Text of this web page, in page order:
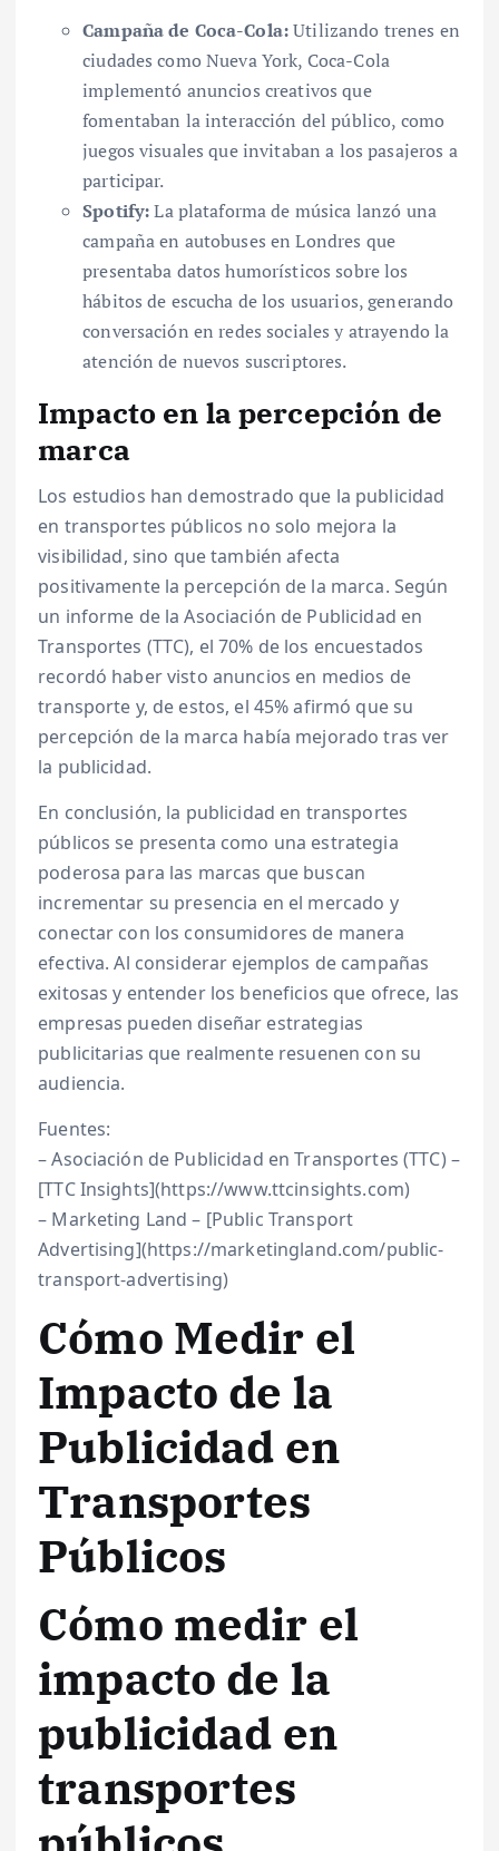
Campaña de Coca-Cola:Utilizando trenes en
ciudades como Nueva York, Coca-Cola
implementó anuncios creativos que
fomentaban la interacción del público, como
juegos visuales que invitaban a los pasajeros a
participar.
Spotify:La plataforma de música lanzó una
campaña en autobuses en Londres que
presentaba datos humorísticos sobre los
hábitos de escucha de los usuarios, generando
conversación en redes sociales y atrayendo la
atención de nuevos suscriptores.
Impacto en la percepción de
marca
Los estudios han demostrado que la publicidad
en transportes públicos no solo mejora la
visibilidad, sino que también afecta
positivamente la percepción de la marca. Según
un informe de la Asociación de Publicidad en
Transportes (TTC), el 70% de los encuestados
recordó haber visto anuncios en medios de
transporte y, de estos, el 45% afirmó que su
percepción de la marca había mejorado tras ver
la publicidad.
En conclusión, la publicidad en transportes
públicos se presenta como una estrategia
poderosa para las marcas que buscan
incrementar su presencia en el mercado y
conectar con los consumidores de manera
efectiva. Al considerar ejemplos de campañas
exitosas y entender los beneficios que ofrece, las
empresas pueden diseñar estrategias
publicitarias que realmente resuenen con su
audiencia.
Fuentes:
– Asociación de Publicidad en Transportes (TTC) –
[TTC Insights](https://www.ttcinsights.com)
– Marketing Land – [Public Transport
Advertising](https://marketingland.com/public-
transport-advertising)
Cómo Medir el
Impacto de la
Publicidad en
Transportes
Públicos
Cómo medir el
impacto de la
publicidad en
transportes